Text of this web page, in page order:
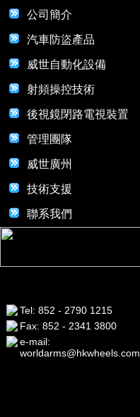
公司簡介
汽車防盜產品
威世自動化設備
射頻操控技術
後視鏡閉路電視裝置
管理團隊
威世廣州
技術支援
聯系我們
Tel: 852 - 2790 1215
Fax: 852 - 2341 3800
e-mail:
worldarms@hkwheels.com